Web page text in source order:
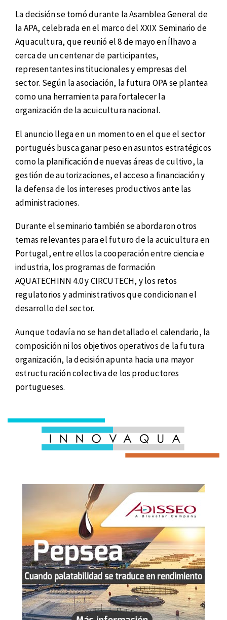
La decisión se tomó durante la Asamblea General de
la APA, celebrada en el marco del XXIX Seminario de
Aquacultura, que reunió el 8 de mayo en Ílhavo a
cerca de un centenar de participantes,
representantes institucionales y empresas del
sector. Según la asociación, la futura OPA se plantea
como una herramienta para fortalecer la
organización de la acuicultura nacional.
El anuncio llega en un momento en el que el sector
portugués busca ganar peso en asuntos estratégicos
como la planificación de nuevas áreas de cultivo, la
gestión de autorizaciones, el acceso a financiación y
la defensa de los intereses productivos ante las
administraciones.
Durante el seminario también se abordaron otros
temas relevantes para el futuro de la acuicultura en
Portugal, entre ellos la cooperación entre ciencia e
industria, los programas de formación
AQUATECHINN 4.0 y CIRCUTECH, y los retos
regulatorios y administrativos que condicionan el
desarrollo del sector.
Aunque todavía no se han detallado el calendario, la
composición ni los objetivos operativos de la futura
organización, la decisión apunta hacia una mayor
estructuración colectiva de los productores
portugueses.